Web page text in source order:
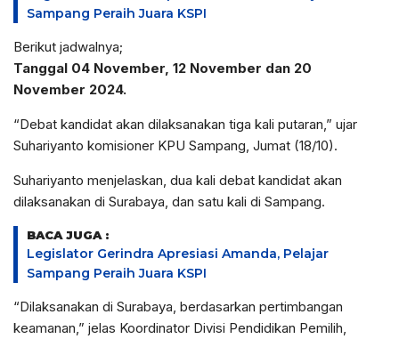
Sampang Peraih Juara KSPI
Berikut jadwalnya;
Tanggal 04 November, 12 November dan 20
November 2024.
“Debat kandidat akan dilaksanakan tiga kali putaran,” ujar
Suhariyanto komisioner KPU Sampang, Jumat (18/10).
Suhariyanto menjelaskan, dua kali debat kandidat akan
dilaksanakan di Surabaya, dan satu kali di Sampang.
BACA JUGA :
Legislator Gerindra Apresiasi Amanda, Pelajar
Sampang Peraih Juara KSPI
“Dilaksanakan di Surabaya, berdasarkan pertimbangan
keamanan,” jelas Koordinator Divisi Pendidikan Pemilih,